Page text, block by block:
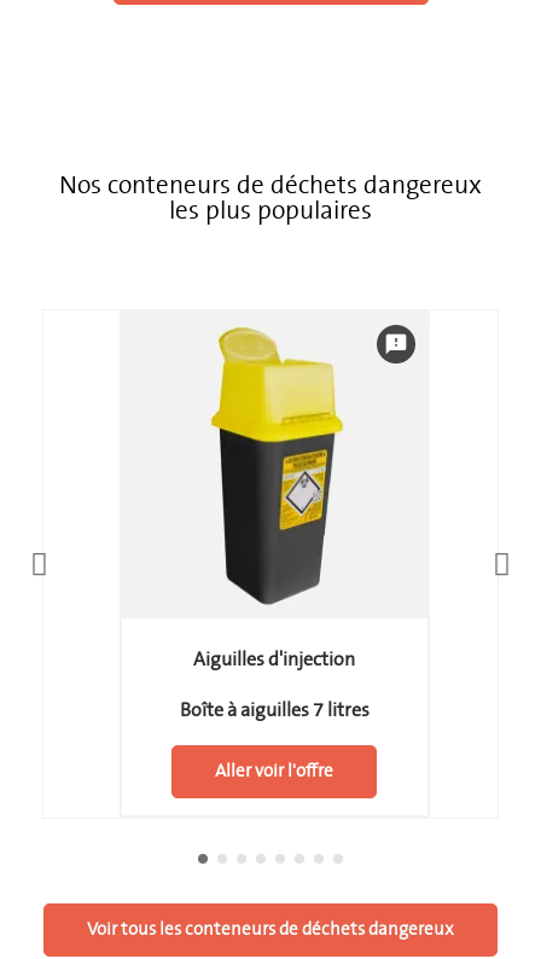
Nos conteneurs de déchets dangereux
les plus populaires
feedback
Aiguilles d'injection
Boîte à aiguilles 7 litres
Aller voir l'offre
Voir tous les conteneurs de déchets dangereux